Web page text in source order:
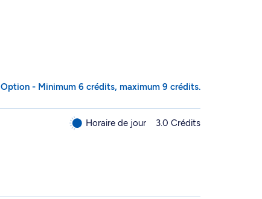
Option - Minimum 6 crédits, maximum 9 crédits.
Horaire de jour 3.0 Crédits